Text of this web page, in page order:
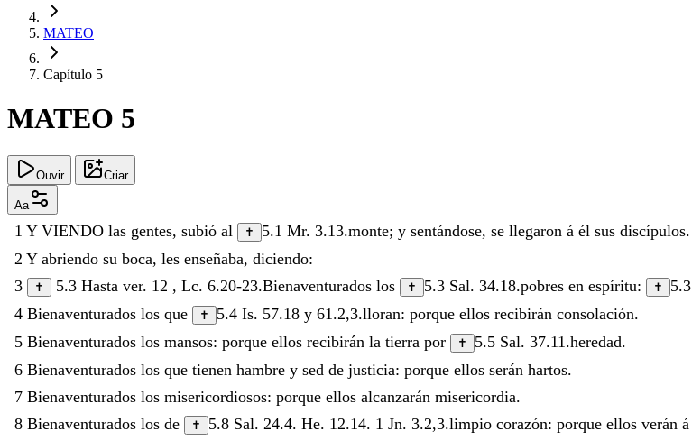
MATEO
Capítulo 5
MATEO 5
Ouvir Criar
Aa
1 Y VIENDO las gentes, subió al ✝ 5.1 Mr. 3.13.monte; y sentándose, se llegaron á él sus discípulos.
2 Y abriendo su boca, les enseñaba, diciendo:
3
✝ 5.3 Hasta ver. 12 , Lc. 6.20-23.Bienaventurados los ✝ 5.3 Sal. 34.18.pobres en espíritu: ✝ 5.3
4 Bienaventurados los que ✝ 5.4 Is. 57.18 y 61.2,3.lloran: porque ellos recibirán consolación.
5 Bienaventurados los mansos: porque ellos recibirán la tierra por ✝ 5.5 Sal. 37.11 .heredad.
6 Bienaventurados los que tienen hambre y sed de justicia: porque ellos serán hartos.
7 Bienaventurados los misericordiosos: porque ellos alcanzarán misericordia.
8 Bienaventurados los de ✝ 5.8 Sal. 24.4. He. 12.14. 1 Jn. 3.2,3.limpio corazón: porque ellos verán á